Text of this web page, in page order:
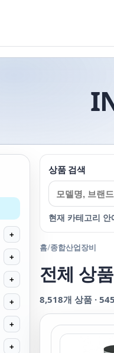
+
+
+
+
+
+
상품 검색
현재 카테고리
홈/종합산업장비
전체 상품
8,518개 상품 · 545